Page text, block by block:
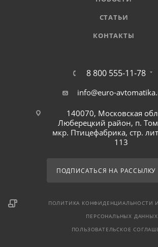
СТАТЬИ
КОНТАКТЫ
8 800 555-11-78
info@euro-
140070, Московская
Люберецкий район, п.
мкр. Птицефабрика, стр.
113
ПОДПИСАТЬСЯ НА РАССЫЛКУ
ПОЛИТИКА КОНФИДЕНЦИАЛЬНОСТИ
ПЕРСОНАЛЬНЫХ ДАННЫХ
ПОЛЬЗОВАТЕЛЬСКОЕ